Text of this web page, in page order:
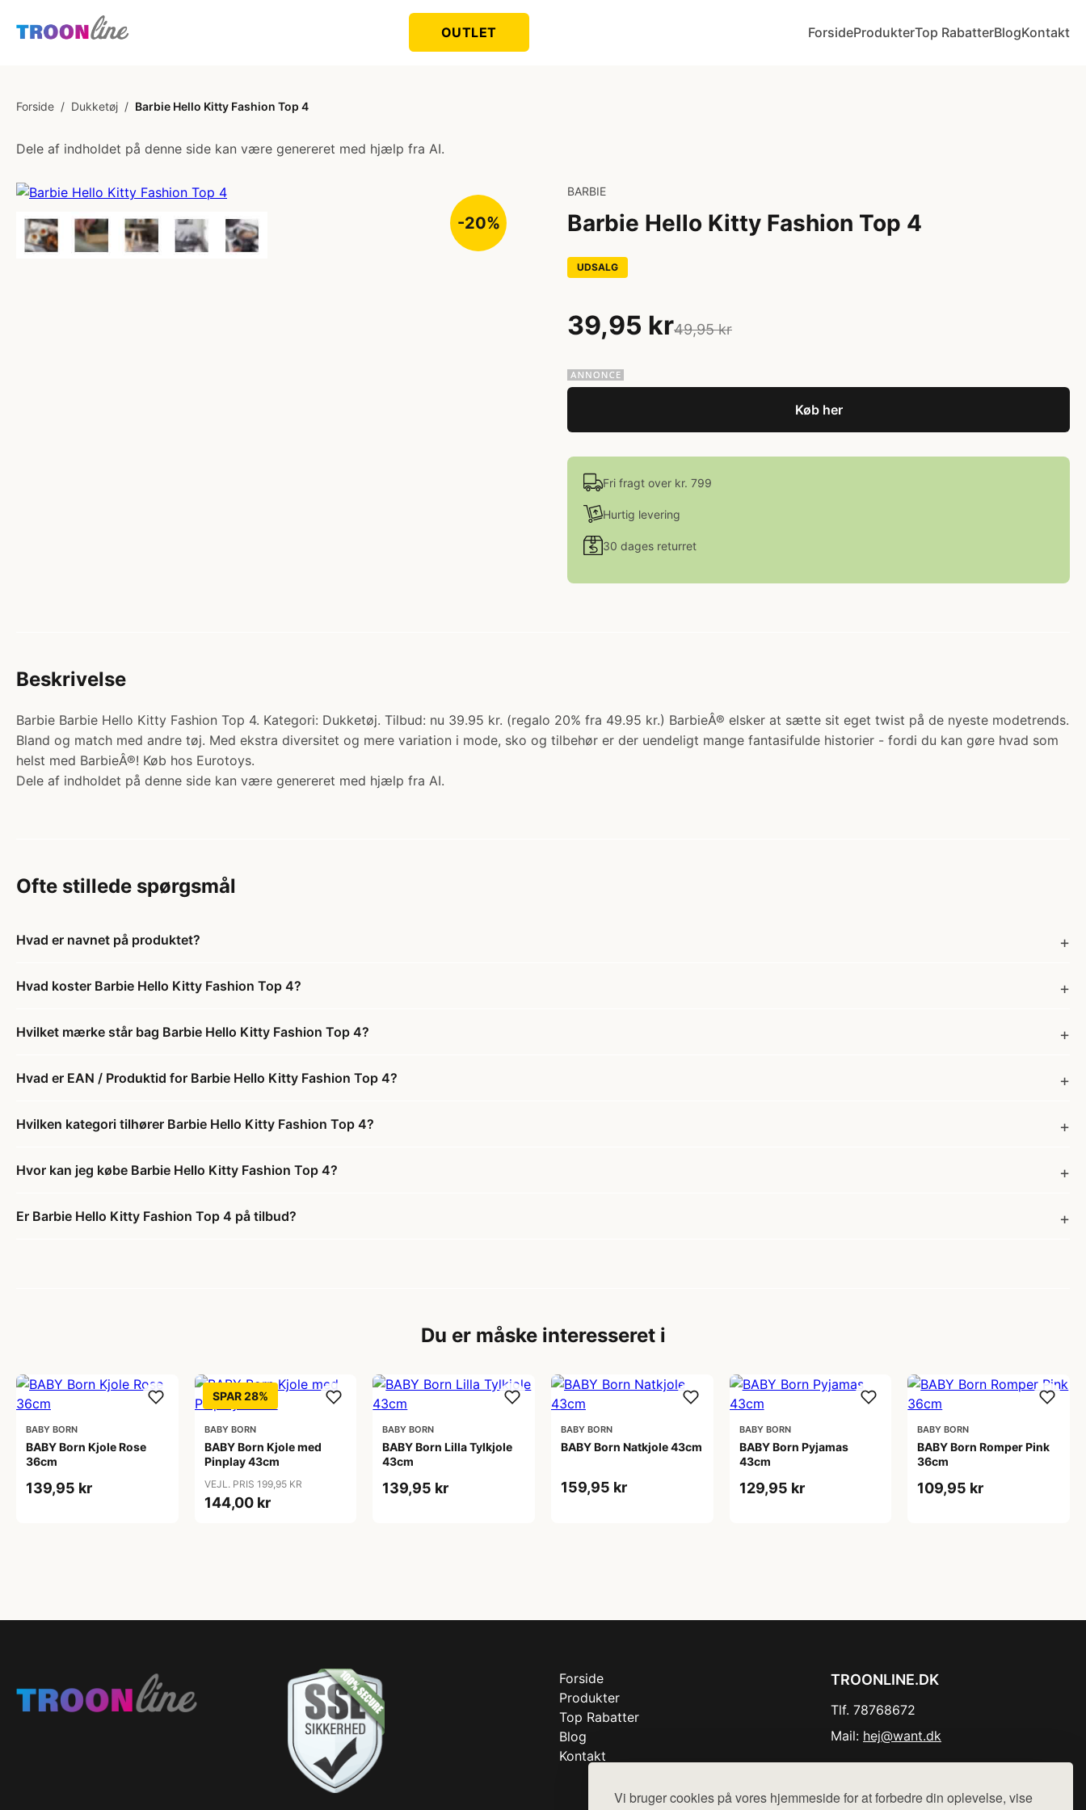
Vi bruger cookies på vores hjemmeside for at forbedre din oplevelse, vise
OUTLET ForsideProdukterTop RabatterBlogKontakt
Forside / Dukketøj / Barbie Hello Kitty Fashion Top 4
Dele af indholdet på denne side kan være genereret med hjælp fra AI.
-20%
BARBIE
Barbie Hello Kitty Fashion Top 4
UDSALG
39,95 kr49,95 kr
Køb her
Fri fragt over kr. 799
Hurtig levering
30 dages returret
Beskrivelse
Barbie Barbie Hello Kitty Fashion Top 4. Kategori: Dukketøj. Tilbud: nu 39.95 kr. (regalo 20% fra 49.95 kr.) BarbieÂ® elsker at sætte sit eget twist på de nyeste modetrends.
Bland og match med andre tøj. Med ekstra diversitet og mere variation i mode, sko og tilbehør er der uendeligt mange fantasifulde historier - fordi du kan gøre hvad som
helst med BarbieÂ®! Køb hos Eurotoys.
Dele af indholdet på denne side kan være genereret med hjælp fra AI.
Ofte stillede spørgsmål
Hvad er navnet på produktet?
Hvad koster Barbie Hello Kitty Fashion Top 4?
Hvilket mærke står bag Barbie Hello Kitty Fashion Top 4?
Hvad er EAN / Produktid for Barbie Hello Kitty Fashion Top 4?
Hvilken kategori tilhører Barbie Hello Kitty Fashion Top 4?
Hvor kan jeg købe Barbie Hello Kitty Fashion Top 4?
Er Barbie Hello Kitty Fashion Top 4 på tilbud?
Du er måske interesseret i
BABY BORN
BABY Born Kjole Rose
36cm
139,95 kr
SPAR 28%
BABY BORN
BABY Born Kjole med
Pinplay 43cm
VEJL. PRIS 199,95 KR
144,00 kr
BABY BORN
BABY Born Lilla Tylkjole
43cm
139,95 kr
BABY BORN
BABY Born Natkjole 43cm
159,95 kr
BABY BORN
BABY Born Pyjamas
43cm
129,95 kr
BABY BORN
BABY Born Romper Pink
36cm
109,95 kr
Forside
Produkter
Top Rabatter
Blog
Kontakt
TROONLINE.DK
Tlf. 78768672
Mail: hej@want.dk